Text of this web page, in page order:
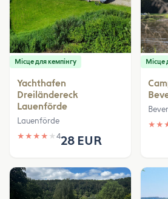
Місце для кемпінгу
Yachthafen
Dreiländereck
Lauenförde
Lauenförde
★ ★ ★ ★ ★ 428 EUR
Місце
★ ★